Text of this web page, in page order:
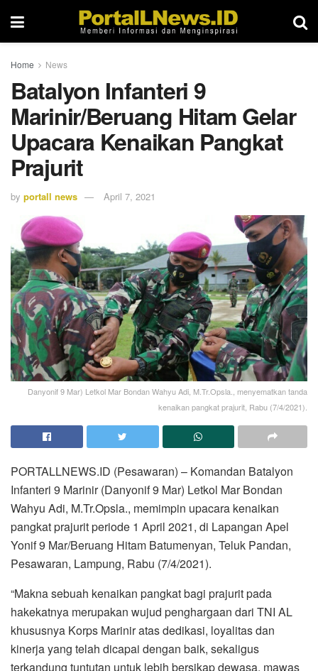
Home News
Batalyon Infanteri 9
Marinir/Beruang Hitam Gelar
Upacara Kenaikan Pangkat
Prajurit
by portall news April 7, 2021
Danyonif 9 Mar) Letkol Mar Bondan Wahyu Adi, M.Tr.Opsla., menyematkan tanda
kenaikan pangkat prajurit, Rabu (7/4/2021).
PORTALLNEWS.ID (Pesawaran) – Komandan Batalyon
Infanteri 9 Marinir (Danyonif 9 Mar) Letkol Mar Bondan
Wahyu Adi, M.Tr.Opsla., memimpin upacara kenaikan
pangkat prajurit periode 1 April 2021, di Lapangan Apel
Yonif 9 Mar/Beruang Hitam Batumenyan, Teluk Pandan,
Pesawaran, Lampung, Rabu (7/4/2021).
“Makna sebuah kenaikan pangkat bagi prajurit pada
hakekatnya merupakan wujud penghargaan dari TNI AL
khususnya Korps Marinir atas dedikasi, loyalitas dan
kinerja yang telah dicapai dengan baik, sekaligus
terkandung tuntutan untuk lebih bersikap dewasa, mawas